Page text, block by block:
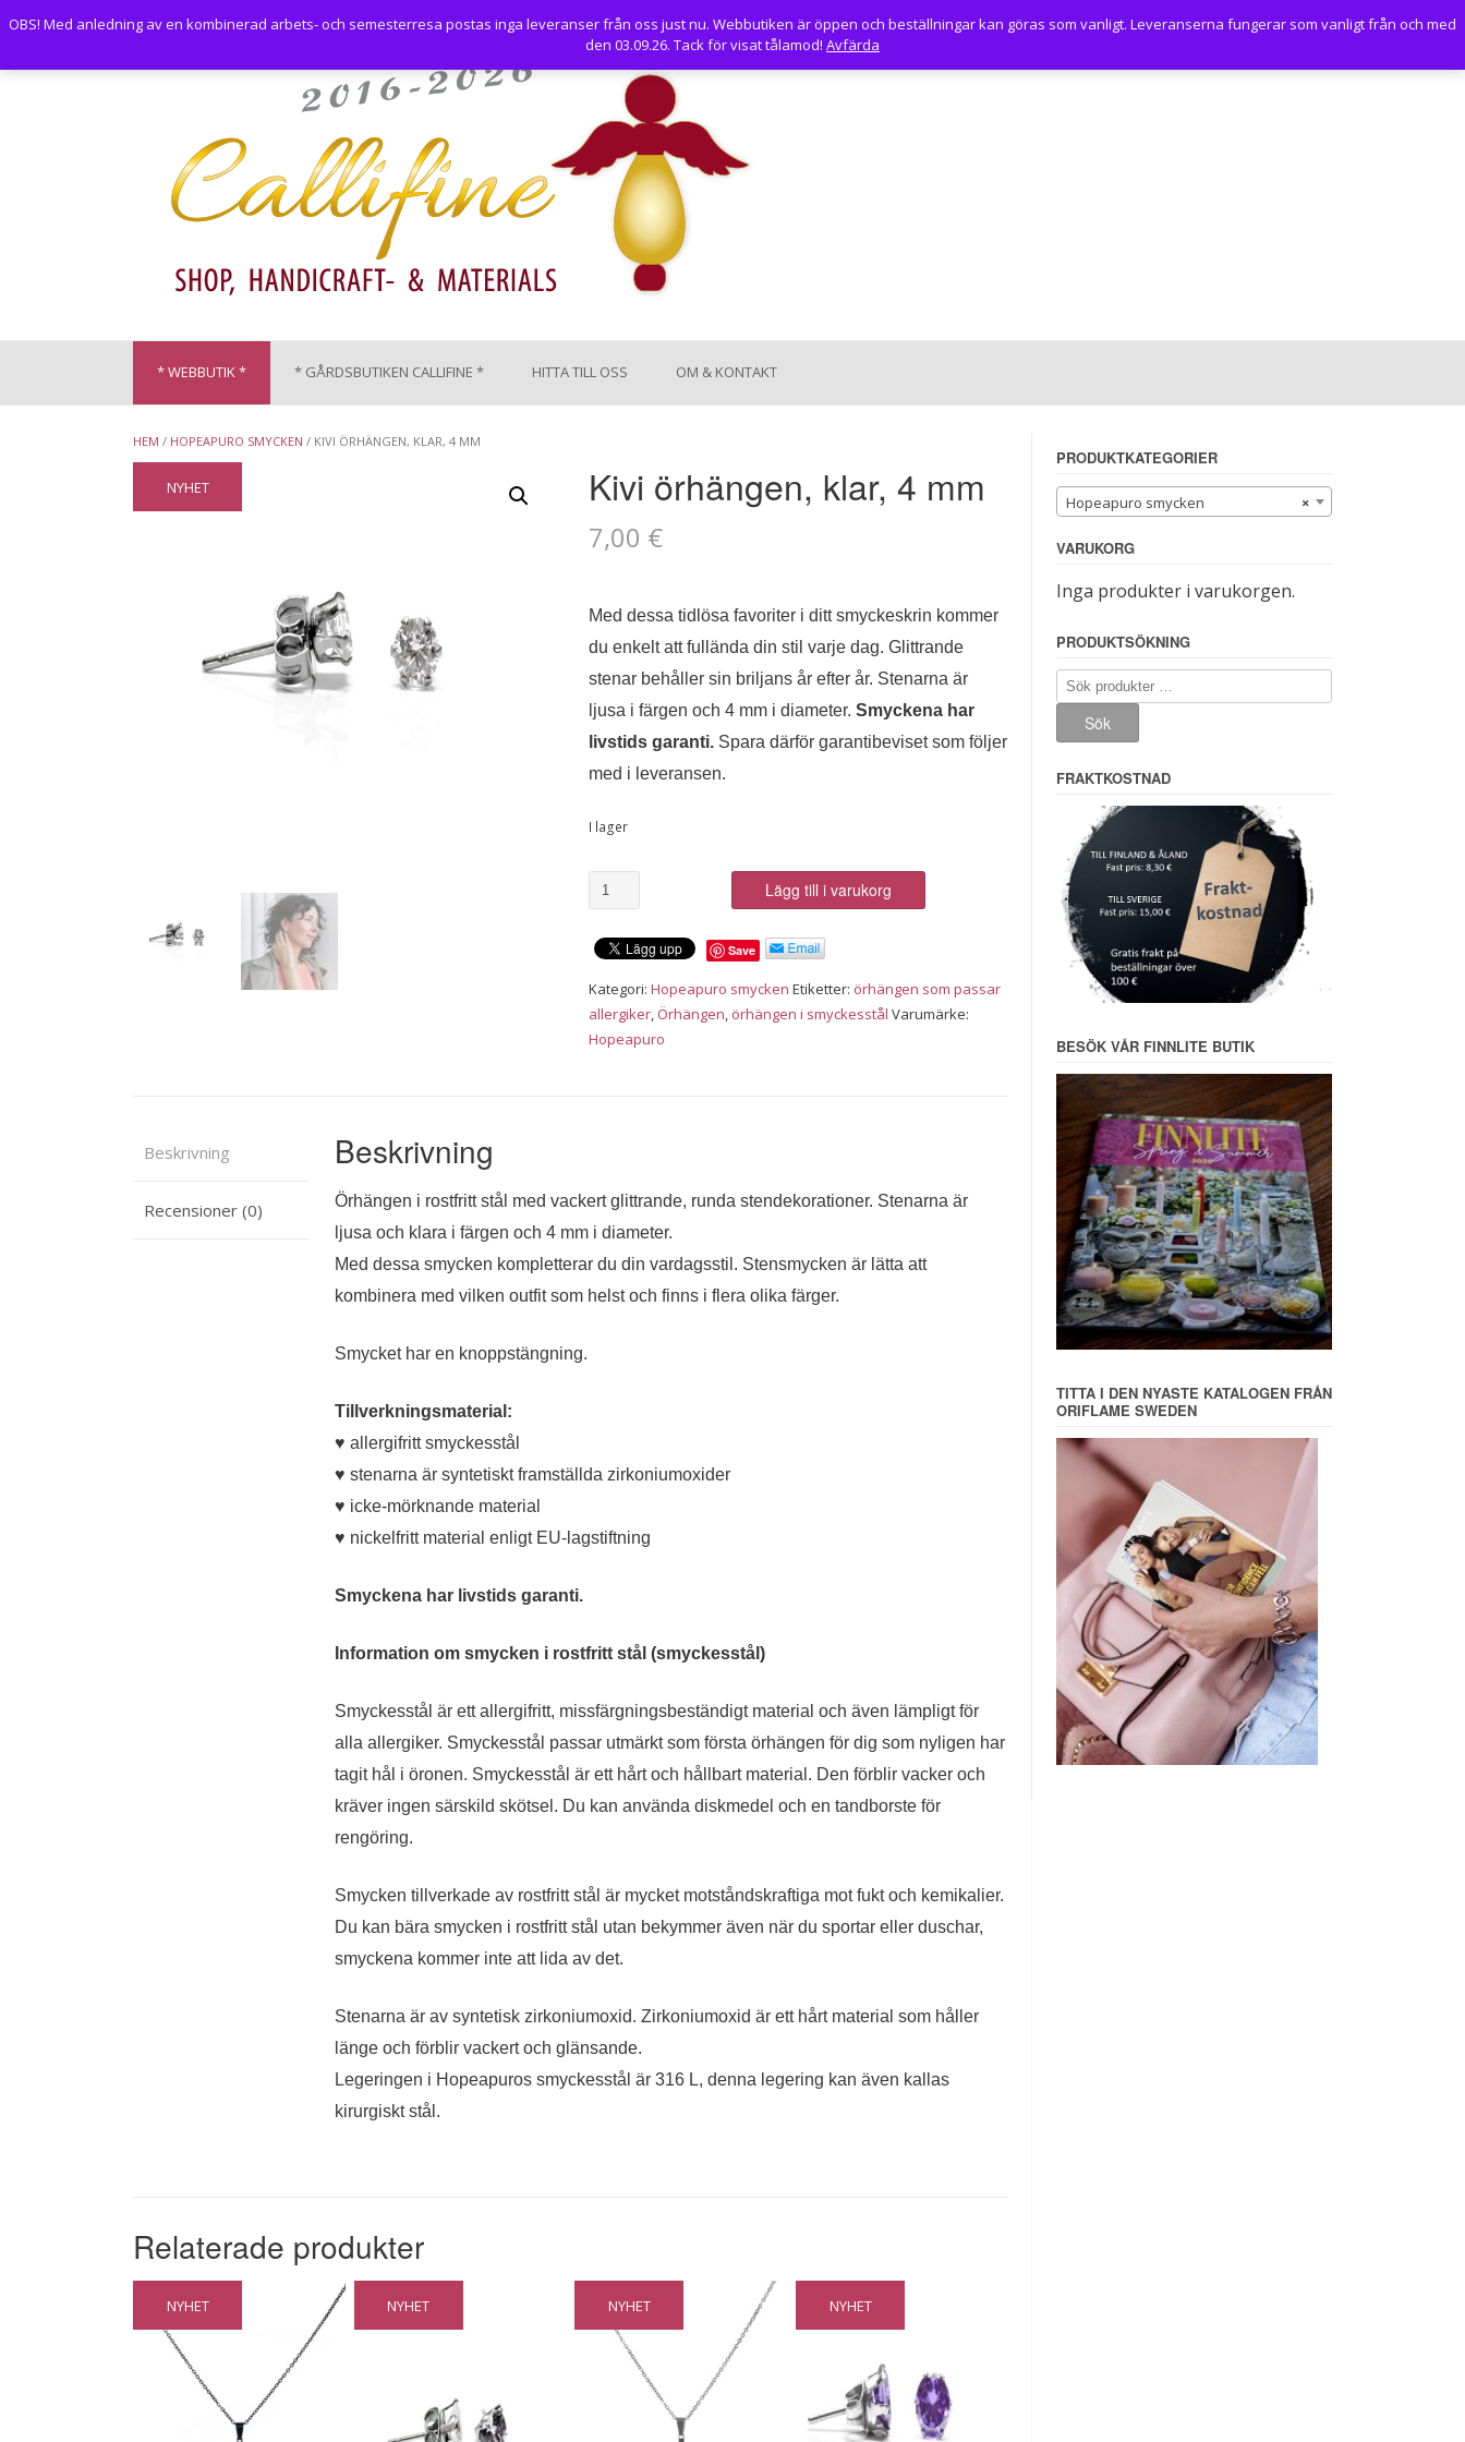
OBS! Med anledning av en kombinerad arbets- och semesterresa postas inga leveranser från oss just nu. Webbutiken är öppen och beställningar kan göras som vanligt. Leveranserna fungerar som vanligt från och med
den 03.09.26. Tack för visat tålamod! Avfärda
to
* WEBBUTIK * * GÅRDSBUTIKEN CALLIFINE * HITTA TILL OSS OM & KONTAKT
HEM / HOPEAPURO SMYCKEN / KIVI ÖRHÄNGEN, KLAR, 4 MM
NYHET Kivi örhängen, klar, 4 mm
7,00 €
Med dessa tidlösa favoriter i ditt smyckeskrin kommer
du enkelt att fullända din stil varje dag. Glittrande
stenar behåller sin briljans år efter år. Stenarna är
ljusa i färgen och 4 mm i diameter. Smyckena har
livstids garanti. Spara därför garantibeviset som följer
med i leveransen.
I lager
Kivi
örhängen,
4
mm
mängd
Lägg till i varukorg
Save
Kategori: Hopeapuro smycken Etiketter: örhängen som passar
allergiker, Örhängen, örhängen i smyckesstål Varumärke:
Hopeapuro
Beskrivning
Recensioner (0)
Beskrivning
Örhängen i rostfritt stål med vackert glittrande, runda stendekorationer. Stenarna är
ljusa och klara i färgen och 4 mm i diameter.
Med dessa smycken kompletterar du din vardagsstil. Stensmycken är lätta att
kombinera med vilken outfit som helst och finns i flera olika färger.
Smycket har en knoppstängning.
Tillverkningsmaterial:
♥ allergifritt smyckesstål
♥ stenarna är syntetiskt framställda zirkoniumoxider
♥ icke-mörknande material
♥ nickelfritt material enligt EU-lagstiftning
Smyckena har livstids garanti.
Information om smycken i rostfritt stål (smyckesstål)
Smyckesstål är ett allergifritt, missfärgningsbeständigt material och även lämpligt för
alla allergiker. Smyckesstål passar utmärkt som första örhängen för dig som nyligen har
tagit hål i öronen. Smyckesstål är ett hårt och hållbart material. Den förblir vacker och
kräver ingen särskild skötsel. Du kan använda diskmedel och en tandborste för
rengöring.
Smycken tillverkade av rostfritt stål är mycket motståndskraftiga mot fukt och kemikalier.
Du kan bära smycken i rostfritt stål utan bekymmer även när du sportar eller duschar,
smyckena kommer inte att lida av det.
Stenarna är av syntetisk zirkoniumoxid. Zirkoniumoxid är ett hårt material som håller
länge och förblir vackert och glänsande.
Legeringen i Hopeapuros smyckesstål är 316 L, denna legering kan även kallas
kirurgiskt stål.
Relaterade produkter
NYHET NYHET NYHET NYHET
PRODUKTKATEGORIER
×
Hopeapuro smycken
VARUKORG
Inga produkter i varukorgen.
PRODUKTSÖKNING
Sök
efter:
Sök
FRAKTKOSTNAD
BESÖK VÅR FINNLITE BUTIK
TITTA I DEN NYASTE KATALOGEN FRÅN
ORIFLAME SWEDEN